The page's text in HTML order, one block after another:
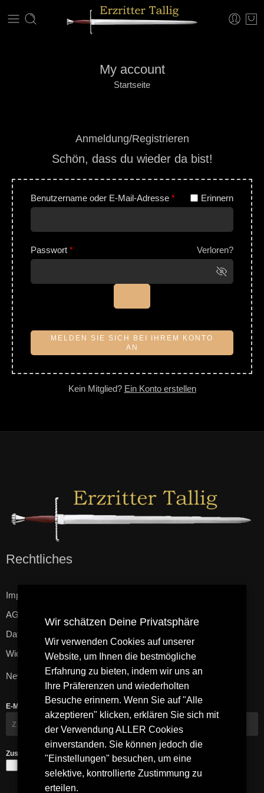
My account
Startseite
Anmeldung/Registrieren
Schön, dass du wieder da bist!
Benutzername oder E-Mail-Adresse * Erinnern
Passwort * Verloren?
MELDEN SIE SICH BEI IHREM KONTO
AN
Kein Mitglied? Ein Konto erstellen
Rechtliches
Impressum
AGB
Datenschutzerklärung
Widerrufsbelehrung
Newsletter
E-Mail-Adresse
Zustimmung*
Ja, ich bin mit denDatenschutzbestimmungen
Allgemeinen Geschäftsbedingungeneinverstanden.
Wir schätzen Deine Privatsphäre
Wir verwenden Cookies auf unserer
Website, um Ihnen die bestmögliche
Erfahrung zu bieten, indem wir uns an
Ihre Präferenzen und wiederholten
Besuche erinnern. Wenn Sie auf "Alle
akzeptieren" klicken, erklären Sie sich mit
der Verwendung ALLER Cookies
einverstanden. Sie können jedoch die
"Einstellungen" besuchen, um eine
selektive, kontrollierte Zustimmung zu
erteilen.